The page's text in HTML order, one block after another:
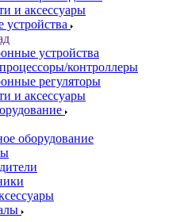
и аксессуары
устройства
контроллеры
регуляторы
и аксессуары
оборудование